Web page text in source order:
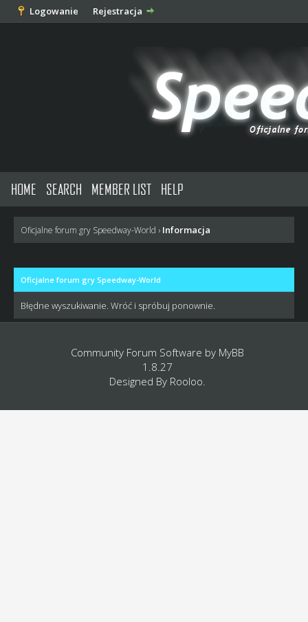
Logowanie Rejestracja
HOME SEARCH MEMBER LIST HELP
Oficjalne forum gry Speedway-World › Informacja
Oficjalne forum gry Speedway-World
Błędne wyszukiwanie. Wróć i spróbuj ponownie.
Community Forum Software by MyBB
1.8.27
Designed By Rooloo.